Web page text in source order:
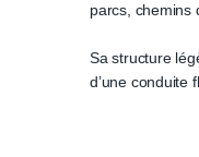
parcs, chemins
Sa structure
d’une conduite